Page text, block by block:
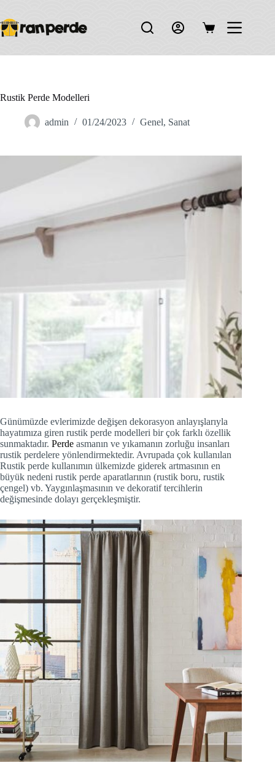
content
Shopping
Rustik Perde Modelleri
admin 01/24/2023 Genel, Sanat
Günümüzde evlerimizde değişen dekorasyon anlayışlarıyla
hayatımıza giren rustik perde modelleri bir çok farklı özellik
sunmaktadır. Perde asmanın ve yıkamanın zorluğu insanları
rustik perdelere yönlendirmektedir. Avrupada çok kullanılan
Rustik perde kullanımın ülkemizde giderek artmasının en
büyük nedeni rustik perde aparatlarının (rustik boru, rustik
çengel) vb. Yaygınlaşmasının ve dekoratif tercihlerin
değişmesinde dolayı gerçekleşmiştir.